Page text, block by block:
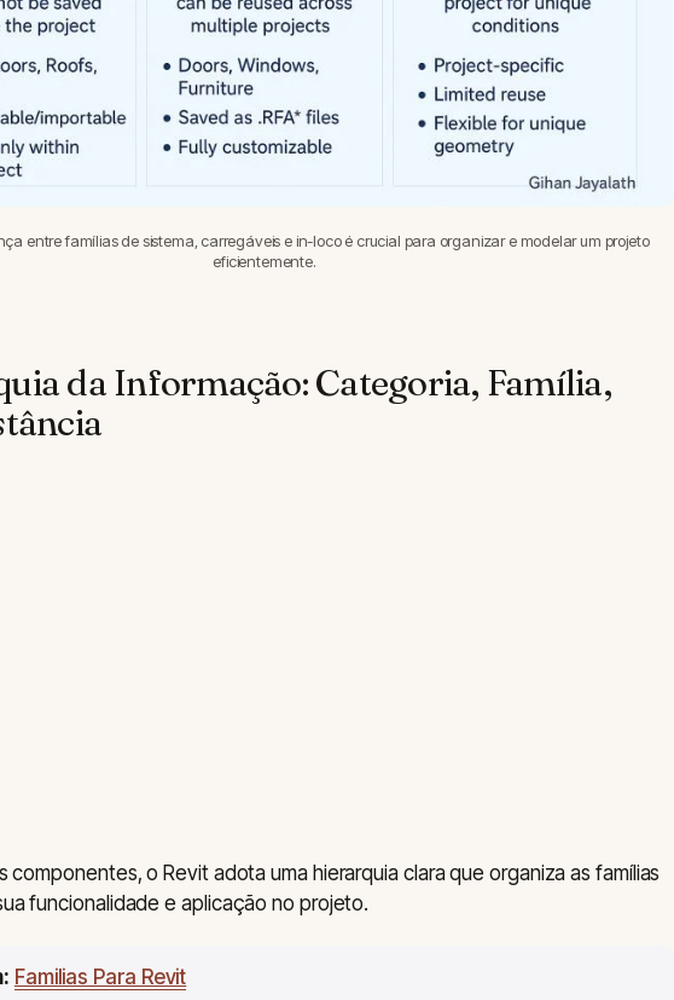
entre famílias de sistema, carregáveis e in-loco é crucial para organizar e modelar um projeto
eficientemente.
da Informação: Categoria, Família,
componentes, o Revit adota uma hierarquia clara que organiza as famílias
funcionalidade e aplicação no projeto.
Familias Para Revit